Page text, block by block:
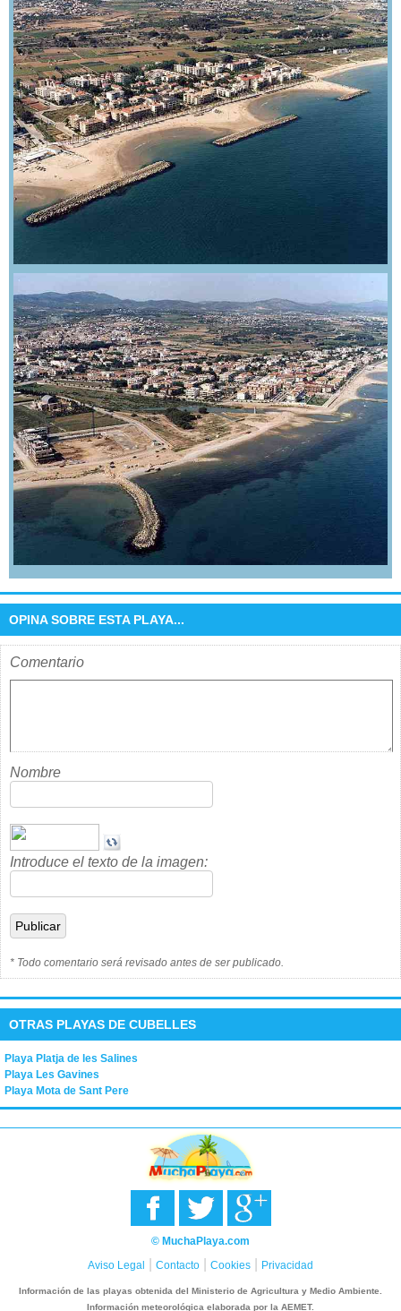
OPINA SOBRE ESTA PLAYA...
Comentario
Nombre
Introduce el texto de la imagen:
* Todo comentario será revisado antes de ser publicado.
OTRAS PLAYAS DE CUBELLES
Playa Platja de les Salines
Playa Les Gavines
Playa Mota de Sant Pere
© MuchaPlaya.com
Aviso Legal
Contacto Cookies Privacidad
Información de las playas obtenida del Ministerio de Agricultura y Medio Ambiente.
Información meteorológica elaborada por la AEMET.